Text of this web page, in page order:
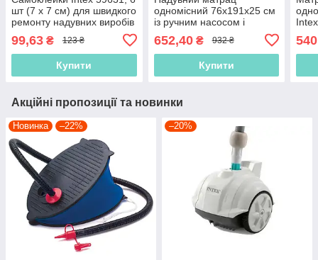
шт (7 х 7 см) для швидкого
ремонту надувних виробів
99,63 ₴ 123 ₴
Купити
одномісний 76х191х25 см
із ручним насосом і
односпальний, велюровий
652,40₴ 932 ₴
Купити
Акційні пропозиції та новинки
Новинка –22% –20%